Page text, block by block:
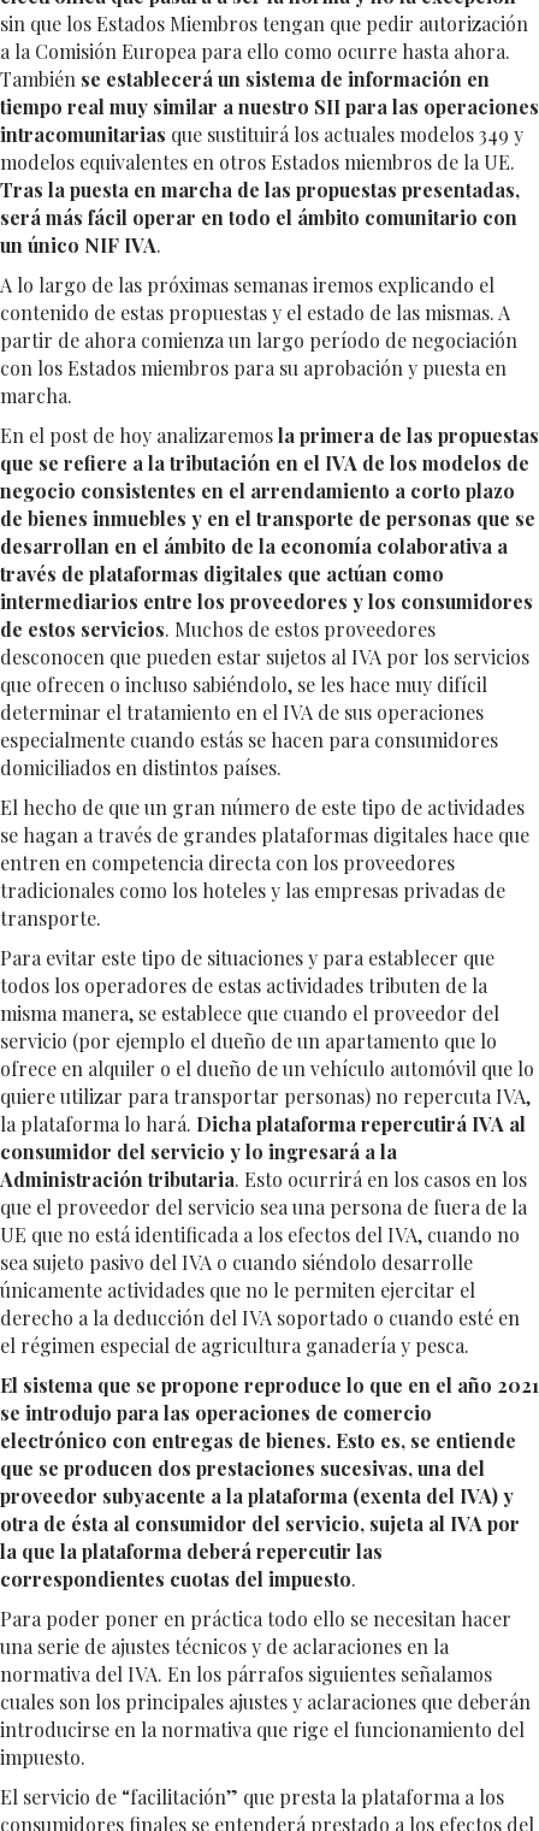
sin que los Estados Miembros tengan que pedir autorización
a la Comisión Europea para ello como ocurre hasta ahora.
También se establecerá un sistema de información en
tiempo real muy similar a nuestro SII para las operaciones
intracomunitarias que sustituirá los actuales modelos 349 y
modelos equivalentes en otros Estados miembros de la UE.
Tras la puesta en marcha de las propuestas presentadas,
será más fácil operar en todo el ámbito comunitario con
un único NIF IVA.
A lo largo de las próximas semanas iremos explicando el
contenido de estas propuestas y el estado de las mismas. A
partir de ahora comienza un largo período de negociación
con los Estados miembros para su aprobación y puesta en
marcha.
En el post de hoy analizaremosla primera de las propuestas
que se refiere a la tributación en el IVA de los modelos de
negocio consistentes en el arrendamiento a corto plazo
de bienes inmuebles y en el transporte de personas que se
desarrollan en el ámbito de la economía colaborativa a
través de plataformas digitales que actúan como
intermediarios entre los proveedores y los consumidores
de estos servicios. Muchos de estos proveedores
desconocen que pueden estar sujetos al IVA por los servicios
que ofrecen o incluso sabiéndolo, se les hace muy difícil
determinar el tratamiento en el IVA de sus operaciones
especialmente cuando estás se hacen para consumidores
domiciliados en distintos países.
El hecho de que un gran número de este tipo de actividades
se hagan a través de grandes plataformas digitales hace que
entren en competencia directa con los proveedores
tradicionales como los hoteles y las empresas privadas de
transporte.
Para evitar este tipo de situaciones y para establecer que
todos los operadores de estas actividades tributen de la
misma manera, se establece que cuando el proveedor del
servicio (por ejemplo el dueño de un apartamento que lo
ofrece en alquiler o el dueño de un vehículo automóvil que lo
quiere utilizar para transportar personas) no repercuta IVA,
la plataforma lo hará. Dicha plataforma repercutirá IVA al
consumidor del servicio y lo ingresará a la
Administración tributaria. Esto ocurrirá en los casos en los
que el proveedor del servicio sea una persona de fuera de la
UE que no está identificada a los efectos del IVA, cuando no
sea sujeto pasivo del IVA o cuando siéndolo desarrolle
únicamente actividades que no le permiten ejercitar el
derecho a la deducción del IVA soportado o cuando esté en
el régimen especial de agricultura ganadería y pesca.
El sistema que se propone reproduce lo que en el año 2021
se introdujo para las operaciones de comercio
electrónico con entregas de bienes. Esto es, se entiende
que se producen dos prestaciones sucesivas, una del
proveedor subyacente a la plataforma (exenta del IVA) y
otra de ésta al consumidor del servicio, sujeta al IVA por
la que la plataforma deberá repercutir las
correspondientes cuotas del impuesto.
Para poder poner en práctica todo ello se necesitan hacer
una serie de ajustes técnicos y de aclaraciones en la
normativa del IVA. En los párrafos siguientes señalamos
cuales son los principales ajustes y aclaraciones que deberán
introducirse en la normativa que rige el funcionamiento del
impuesto.
El servicio de “facilitación” que presta la plataforma a los
consumidores finales se entenderá prestado a los efectos del